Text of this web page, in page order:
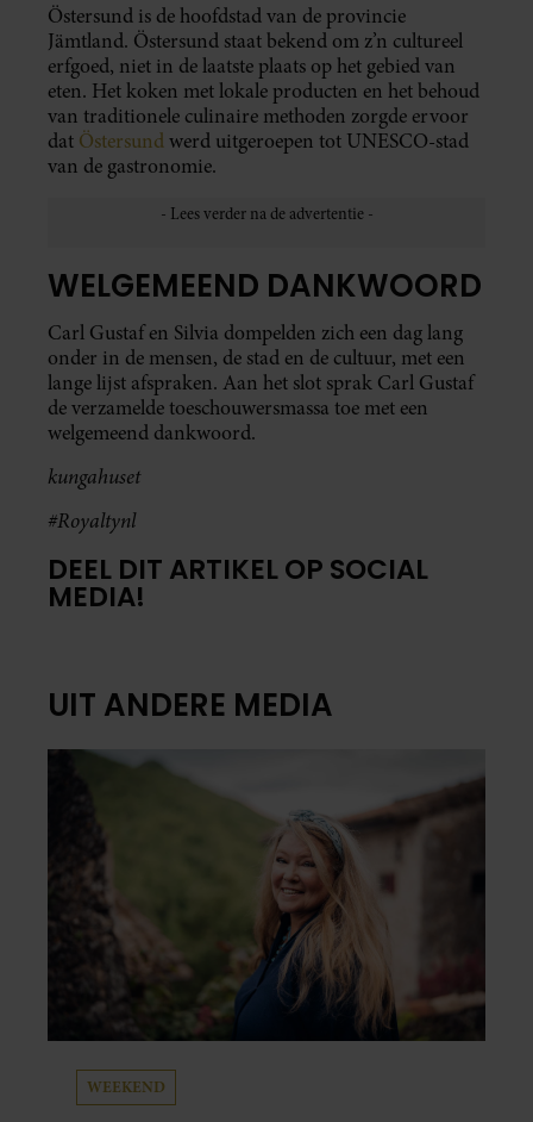
Östersund is de hoofdstad van de provincie
Jämtland. Östersund staat bekend om z’n cultureel
erfgoed, niet in de laatste plaats op het gebied van
eten. Het koken met lokale producten en het behoud
van traditionele culinaire methoden zorgde ervoor
dat Östersundwerd uitgeroepen tot UNESCO-stad
van de gastronomie.
WELGEMEEND DANKWOORD
Carl Gustaf en Silvia dompelden zich een dag lang
onder in de mensen, de stad en de cultuur, met een
lange lijst afspraken. Aan het slot sprak Carl Gustaf
de verzamelde toeschouwersmassa toe met een
welgemeend dankwoord.
kungahuset
#Royaltynl
DEEL DIT ARTIKEL OP SOCIAL
MEDIA!
UIT ANDERE MEDIA
WEEKEND